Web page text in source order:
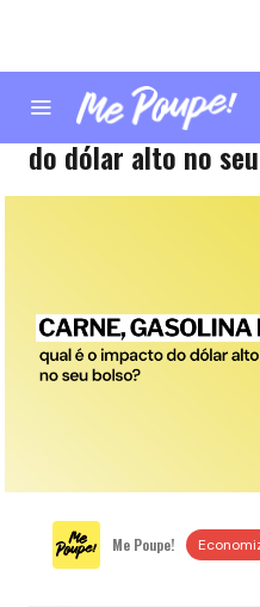
Carne, gasolina e
do dólar alto no
Me Poupe!